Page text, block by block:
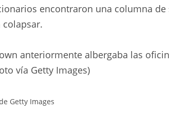
encontraron una columna
anteriormente albergaba las
vía Getty Images)
Getty Images